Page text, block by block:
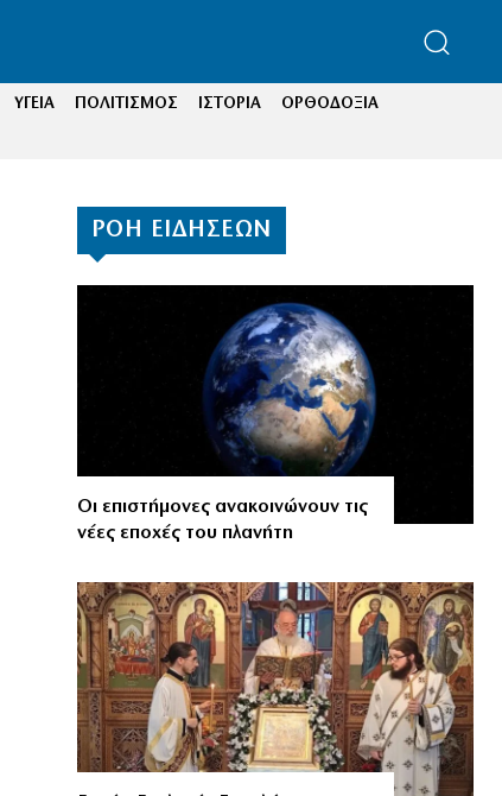
ΥΓΕΙΑ ΠΟΛΙΤΙΣΜΟΣ ΙΣΤΟΡΙΑ
ΟΡΘΟΔΟΞΙΑ
ΡΟΗ ΕΙΔΗΣΕΩΝ
Οι επιστήμονες ανακοινώνουν τις
νέες εποχές του πλανήτη